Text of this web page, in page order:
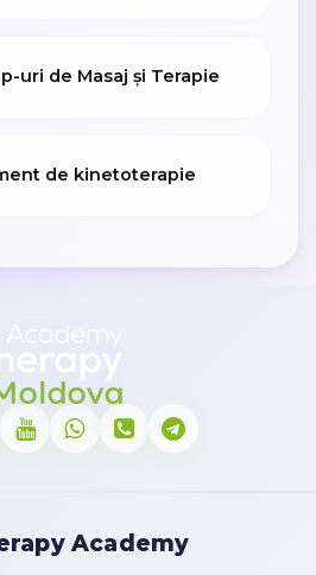
uri de Masaj și Terapie
de kinetoterapie
Academy